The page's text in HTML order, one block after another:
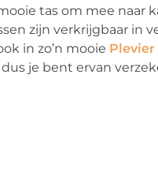
tas om mee naar
zijn verkrijgbaar in
in zo’n mooie Plevier
je bent ervan